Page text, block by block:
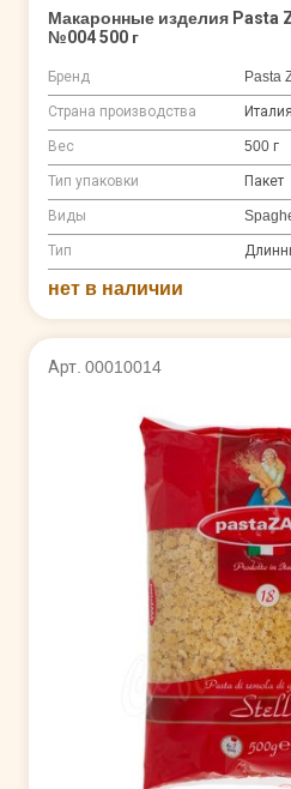
Макаронные изделия Pasta
№004 500 г
Бренд Pasta
Страна производства Италия
Вес 500 г
Тип упаковки Пакет
Виды
Тип
нет в наличии
Арт. 00010014